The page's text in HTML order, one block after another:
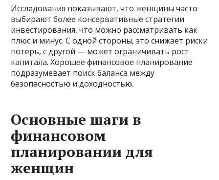
Исследования показывают, что женщины часто
выбирают более консервативные стратегии
инвестирования, что можно рассматривать как
плюс и минус. С одной стороны, это снижает риски
потерь, с другой — может ограничивать рост
капитала. Хорошее финансовое планирование
подразумевает поиск баланса между
безопасностью и доходностью.
Основные шаги в
финансовом
планировании для
женщин